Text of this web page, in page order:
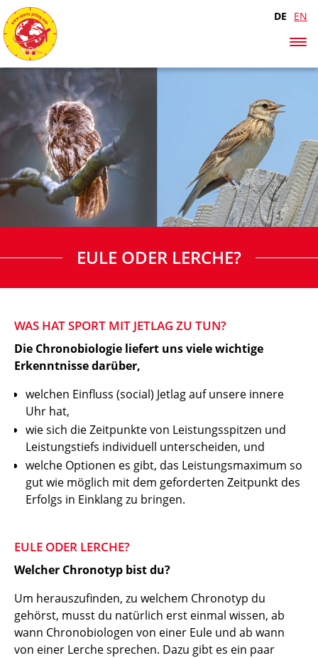
DE EN
EULE ODER LERCHE?
WAS HAT SPORT MIT JETLAG ZU TUN?
Die Chronobiologie liefert uns viele wichtige
Erkenntnisse darüber,
welchen Einfluss (social) Jetlag auf unsere innere
Uhr hat,
wie sich die Zeitpunkte von Leistungsspitzen und
Leistungstiefs individuell unterscheiden, und
welche Optionen es gibt, das Leistungsmaximum so
gut wie möglich mit dem geforderten Zeitpunkt des
Erfolgs in Einklang zu bringen.
EULE ODER LERCHE?
Welcher Chronotyp bist du?
Um herauszufinden, zu welchem Chronotyp du
gehörst, musst du natürlich erst einmal wissen, ab
wann Chronobiologen von einer Eule und ab wann
von einer Lerche sprechen. Dazu gibt es ein paar